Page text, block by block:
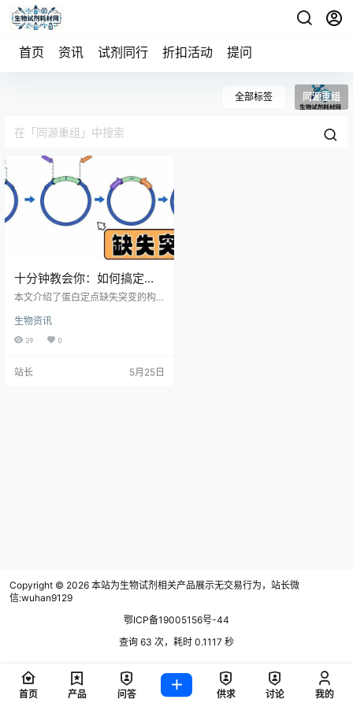
首页 资讯 试剂同行 折扣活动 提问
全部标签 同源重组
十分钟教会你：如何搞定蛋
白定点缺失突变
本文介绍了蛋白定点缺失突变的构
术与反向PCR结合，在引物5'端添加
15-20 bp同源序列，以目标质粒为
过大肠杆菌体内同源重组修复系统
生物资讯
39 0
站长 5月25日
Copyright © 2026 本站为生物试剂相关产品展示无交易行为，站长微
信:wuhan9129
鄂ICP备19005156号-44
查询 63 次，耗时 0.1117 秒
首页 产品 问答 供求 讨论 我的